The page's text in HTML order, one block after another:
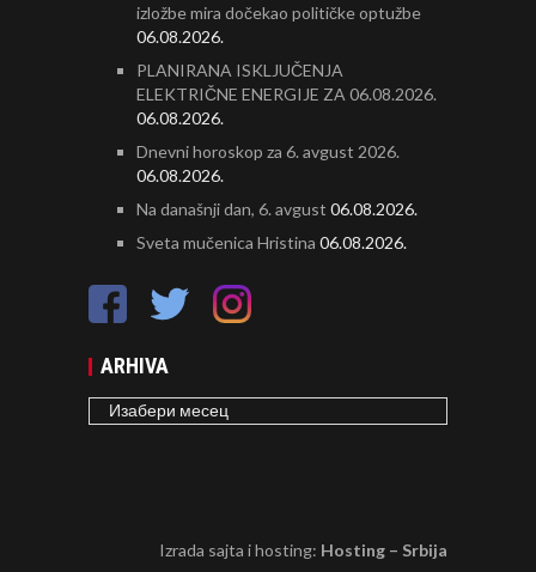
izložbe mira dočekao političke optužbe
06.08.2026.
PLANIRANA ISKLJUČENJA
ELEKTRIČNE ENERGIJE ZA 06.08.2026.
06.08.2026.
Dnevni horoskop za 6. avgust 2026.
06.08.2026.
Na današnji dan, 6. avgust 06.08.2026.
Sveta mučenica Hristina 06.08.2026.
ARHIVA
ARHIVA
Izrada sajta i hosting: Hosting – Srbija